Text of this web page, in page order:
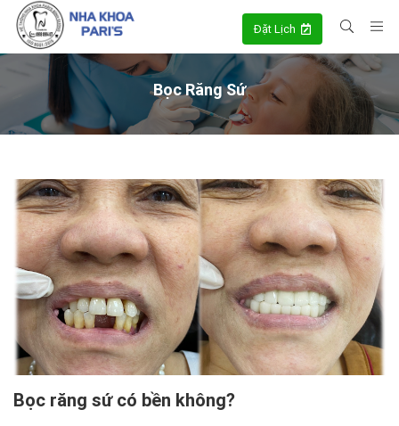
Đặt Lịch
Bọc Răng Sứ
Bọc răng sứ có bền không?